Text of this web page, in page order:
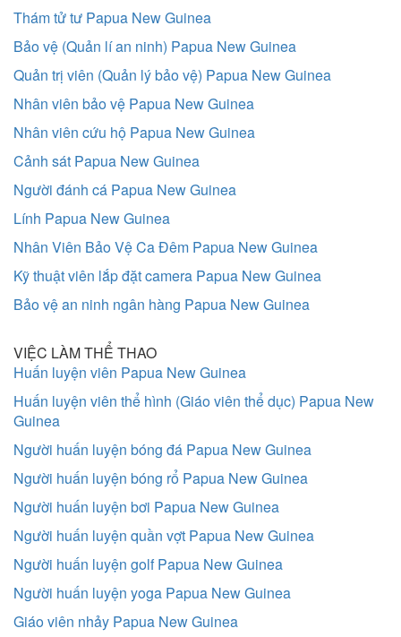
Thám tử tư Papua New Guinea
Bảo vệ (Quản lí an ninh) Papua New Guinea
Quản trị viên (Quản lý bảo vệ) Papua New Guinea
Nhân viên bảo vệ Papua New Guinea
Nhân viên cứu hộ Papua New Guinea
Cảnh sát Papua New Guinea
Người đánh cá Papua New Guinea
Lính Papua New Guinea
Nhân Viên Bảo Vệ Ca Đêm Papua New Guinea
Kỹ thuật viên lắp đặt camera Papua New Guinea
Bảo vệ an ninh ngân hàng Papua New Guinea
VIỆC LÀM THỂ THAO
Huấn luyện viên Papua New Guinea
Huấn luyện viên thể hình (Giáo viên thể dục) Papua New
Guinea
Người huấn luyện bóng đá Papua New Guinea
Người huấn luyện bóng rổ Papua New Guinea
Người huấn luyện bơi Papua New Guinea
Người huấn luyện quần vợt Papua New Guinea
Người huấn luyện golf Papua New Guinea
Người huấn luyện yoga Papua New Guinea
Giáo viên nhảy Papua New Guinea